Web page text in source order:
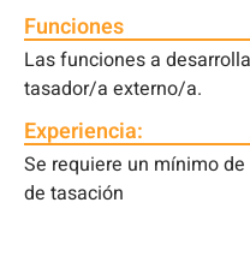
Funciones
Las funciones a
tasador/a externo/a.
Experiencia:
Se requiere un mínimo
de tasación